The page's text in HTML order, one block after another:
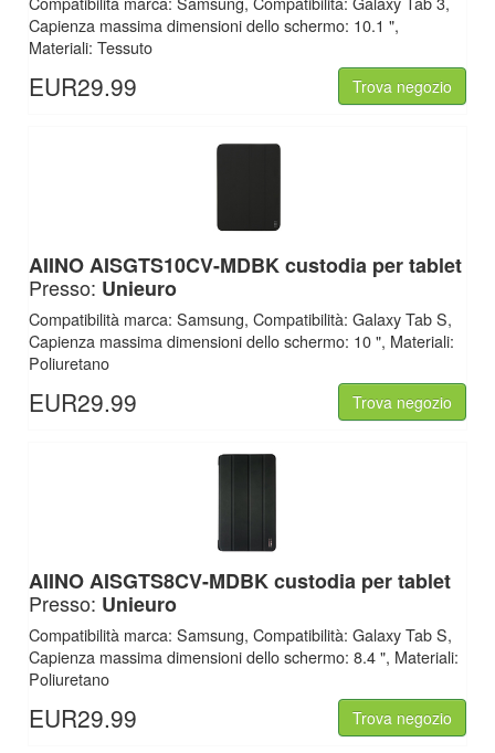
Capienza massima dimensioni dello schermo: 10.1 ",
Materiali: Tessuto
EUR29.99 Trova negozio
AIINOAISGTS10CV-MDBK custodia per tablet
Presso: Unieuro
Compatibilità marca: Samsung, Compatibilità: Galaxy Tab S,
Capienza massima dimensioni dello schermo: 10 ", Materiali:
Poliuretano
EUR29.99 Trova negozio
AIINOAISGTS8CV-MDBK custodia per tablet
Presso: Unieuro
Compatibilità marca: Samsung, Compatibilità: Galaxy Tab S,
Capienza massima dimensioni dello schermo: 8.4 ", Materiali:
Poliuretano
EUR29.99 Trova negozio